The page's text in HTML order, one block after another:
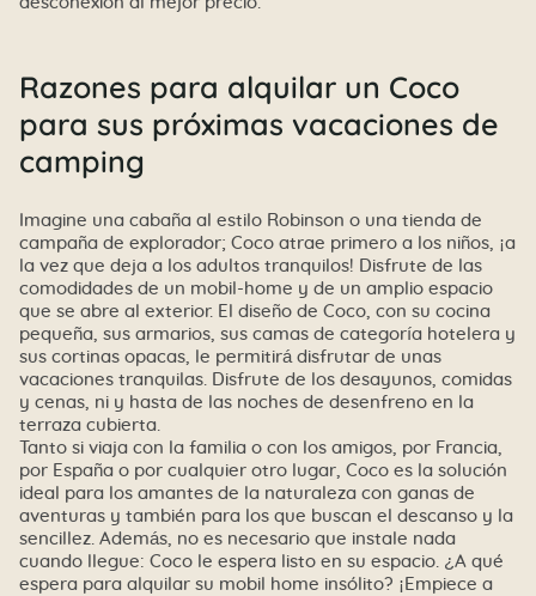
Razones para alquilar un Coco
para sus próximas vacaciones de
camping
Imagine una cabaña al estilo Robinson o una tienda de
campaña de explorador; Coco atrae primero a los niños, ¡a
la vez que deja a los adultos tranquilos! Disfrute de las
comodidades de un mobil-home y de un amplio espacio
que se abre al exterior. El diseño de Coco, con su cocina
pequeña, sus armarios, sus camas de categoría hotelera y
sus cortinas opacas, le permitirá disfrutar de unas
vacaciones tranquilas. Disfrute de los desayunos, comidas
y cenas, ni y hasta de las noches de desenfreno en la
terraza cubierta.
Tanto si viaja con la familia o con los amigos, por Francia,
por España o por cualquier otro lugar, Coco es la solución
ideal para los amantes de la naturaleza con ganas de
aventuras y también para los que buscan el descanso y la
sencillez. Además, no es necesario que instale nada
cuando llegue: Coco le espera listo en su espacio. ¿A qué
espera para alquilar su mobil home insólito? ¡Empiece a